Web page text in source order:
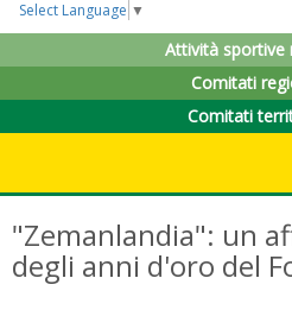
Select Language ▼
Attività sportive
Comitati
Comitati
"Zemanlandia": un
degli anni d'oro del